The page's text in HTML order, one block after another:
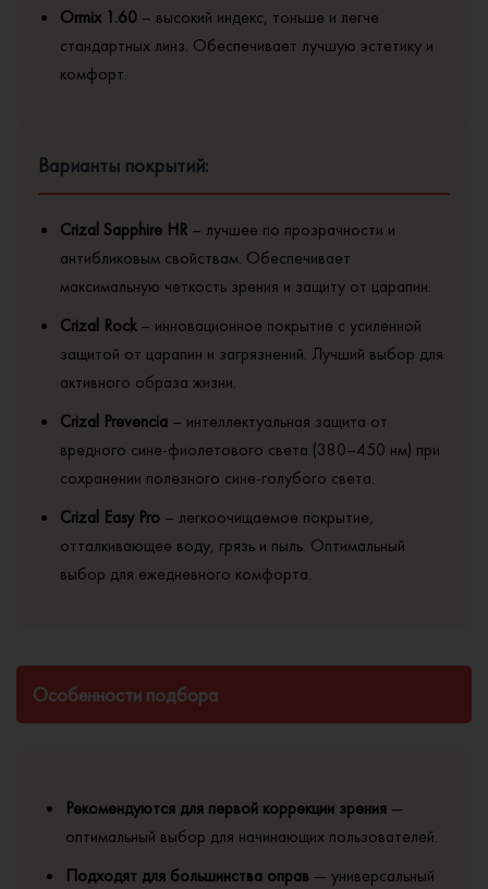
Ormix 1.60 – высокий индекс, тоньше и легче
стандартных линз. Обеспечивает лучшую эстетику и
комфорт.
Варианты покрытий:
Crizal Sapphire HR – лучшее по прозрачности и
антибликовым свойствам. Обеспечивает
максимальную четкость зрения и защиту от царапин.
Crizal Rock– инновационное покрытие с усиленной
защитой от царапин и загрязнений. Лучший выбор для
активного образа жизни.
Crizal Prevencia – интеллектуальная защита от
вредного сине-фиолетового света (380–450 нм) при
сохранении полезного сине-голубого света.
Crizal Easy Pro – легкоочищаемое покрытие,
отталкивающее воду, грязь и пыль. Оптимальный
выбор для ежедневного комфорта.
Особенности подбора
Рекомендуются для первой коррекции зрения —
оптимальный выбор для начинающих пользователей.
Подходят для большинства оправ — универсальный